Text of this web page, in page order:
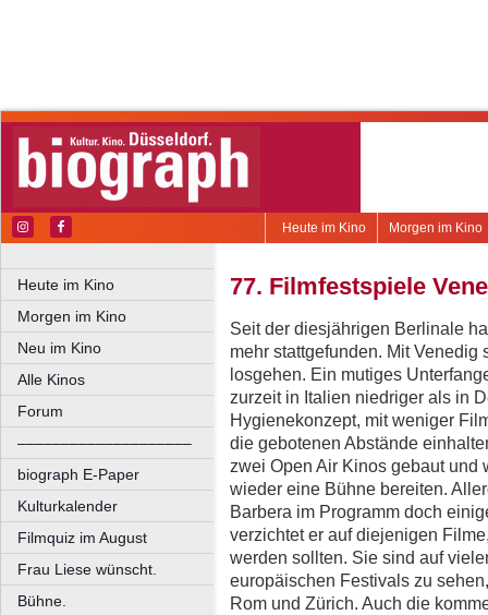
Morgen im Kino
Heute im Kino
Heute im Kino
Morgen im Kino
Neu im Kino
Alle Kinos
Forum
––––––––––––––––––––
biograph E-Paper
Kulturkalender
Filmquiz im August
Frau Liese wünscht.
Bühne.
77. Filmfestspiele
Seit der diesjährigen Berlinale
mehr stattgefunden. Mit
losgehen. Ein mutiges
zurzeit in Italien niedriger als in
Hygienekonzept, mit weniger
die gebotenen Abstände
zwei Open Air Kinos gebaut
wieder eine Bühne bereiten.
Barbera im Programm doch
verzichtet er auf diejenigen
werden sollten. Sie sind auf
europäischen Festivals zu
Rom und Zürich. Auch die